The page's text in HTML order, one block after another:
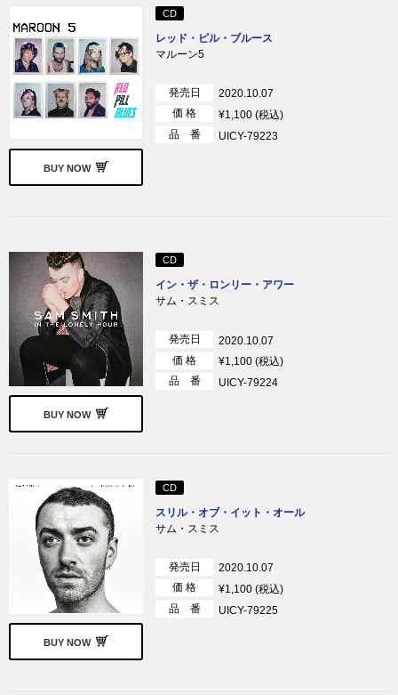
BUY NOW
CD
レッド・ピル・ブルース
マルーン5
発売日
2020.10.07
価 格
¥1,100 (税込)
品 番
UICY-79223
BUY NOW
CD
イン・ザ・ロンリー・アワー
サム・スミス
発売日
2020.10.07
価 格
¥1,100 (税込)
品 番
UICY-79224
BUY NOW
CD
スリル・オブ・イット・オール
サム・スミス
発売日
2020.10.07
価 格
¥1,100 (税込)
品 番
UICY-79225